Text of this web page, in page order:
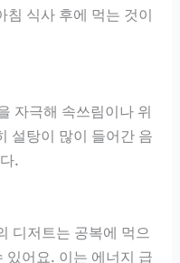
침 식사 후에 먹는 것이
자극해 속쓰림이나 위
설탕이 많이 들어간 음
.
디저트는 공복에 먹으
있어요. 이는 에너지 급